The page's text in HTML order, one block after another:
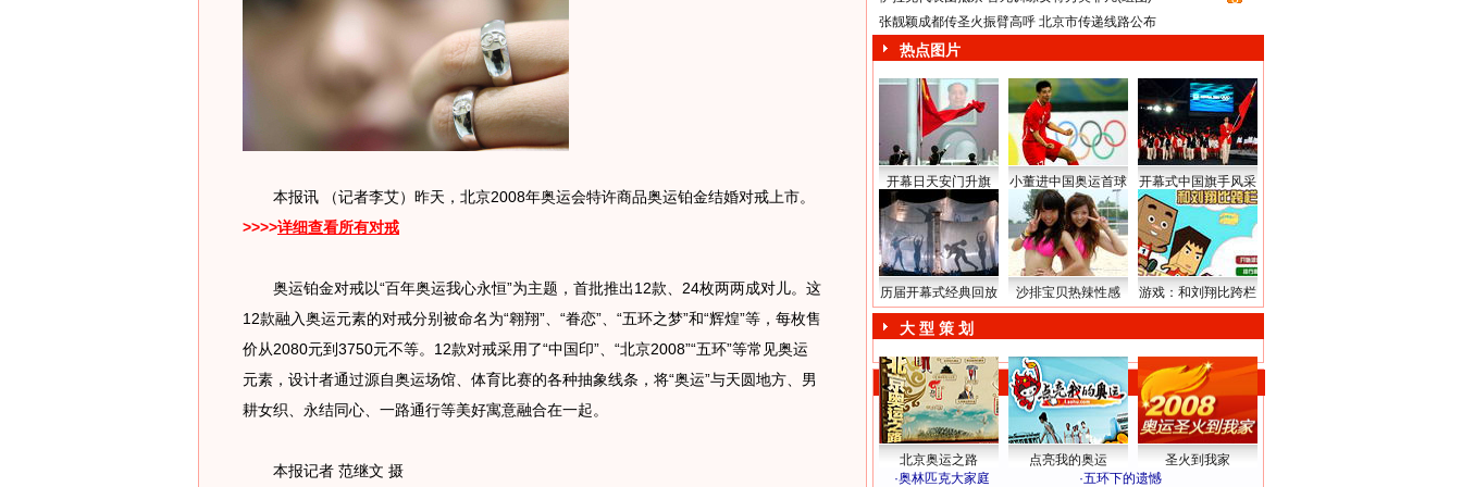
本报讯 （记者李艾）昨天，北京2008年奥运会特许商品奥运铂金结婚对戒上市。
>>>>详细查看所有对戒
奥运铂金对戒以“百年奥运我心永恒”为主题，首批推出12款、24枚两两成对儿。这
12款融入奥运元素的对戒分别被命名为“翱翔”、“眷恋”、“五环之梦”和“辉煌”等，每枚售
价从2080元到3750元不等。12款对戒采用了“中国印”、“北京2008”“五环”等常见奥运
元素，设计者通过源自奥运场馆、体育比赛的各种抽象线条，将“奥运”与天圆地方、男
耕女织、永结同心、一路通行等美好寓意融合在一起。
本报记者 范继文 摄
张靓颖成都传圣火振臂高呼 北京市传递线路公布
热点图片
开幕日天安门升旗 小董进中国奥运首球 开幕式中国旗手风采
历届开幕式经典回放 沙排宝贝热辣性感 游戏：和刘翔比跨栏
大 型 策 划
北京奥运之路 点亮我的奥运
圣火到我家
·奥林匹克大家庭 ·五环下的遗憾